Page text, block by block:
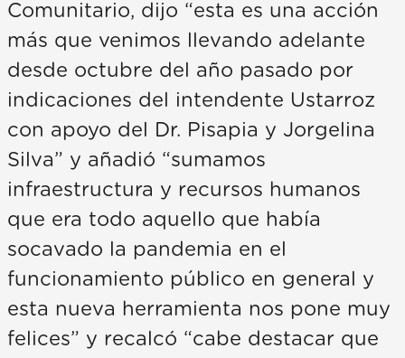
Comunitario, dijo “esta es una acción
más que venimos llevando adelante
desde octubre del año pasado por
indicaciones del intendente Ustarroz
con apoyo del Dr. Pisapia y Jorgelina
Silva” y añadió “sumamos
infraestructura y recursos humanos
que era todo aquello que había
socavado la pandemia en el
funcionamiento público en general y
esta nueva herramienta nos pone muy
felices” y recalcó “cabe destacar que